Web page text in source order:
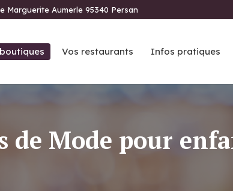
Marguerite Aumerle 95340 Persan
Vos restaurants Infos pratiques
de Mode pour